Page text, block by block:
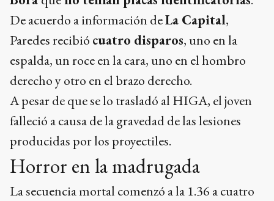
De acuerdo a información deLa Capital,
Paredes recibió cuatro disparos, uno en la
espalda, un roce en la cara, uno en el hombro
derecho y otro en el brazo derecho.
A pesar de que se lo trasladó al HIGA, el joven
falleció a causa de la gravedad de las lesiones
producidas por los proyectiles.
Horror en la madrugada
La secuencia mortal comenzó a la 1.36 a cuatro